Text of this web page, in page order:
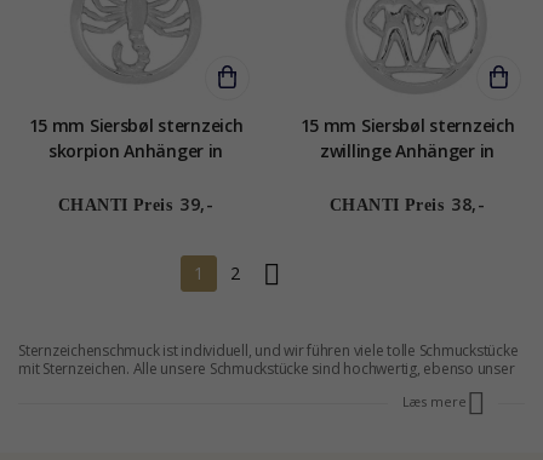
15 mm Siersbøl sternzeich
skorpion Anhänger in
CHANTI Preis 39,-
15 mm Siersbøl sternzeich
zwillinge Anhänger in
CHANTI Preis 38,-
1 2
Sternzeichenschmuck ist individuell, und wir führen viele tolle Schmuckstücke
mit Sternzeichen. Alle unsere Schmuckstücke sind hochwertig, ebenso unser
Sternzeichen an. Sie können im Vergleich zu den Ladenpreisen meist
Læs mere